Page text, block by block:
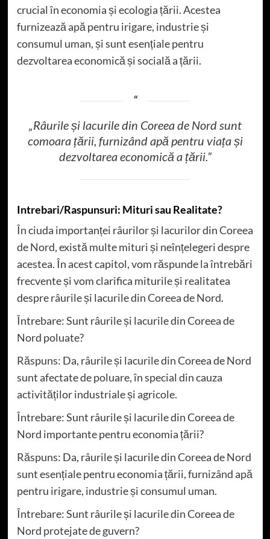
crucial în economia și ecologia țării. Acestea
furnizează apă pentru irigare, industrie și
consumul uman, și sunt esențiale pentru
dezvoltarea economică și socială a țării.
„Râurile și lacurile din Coreea de Nord sunt
comoara țării, furnizând apă pentru viața și
dezvoltarea economică a țării.”
Intrebari/Raspunsuri: Mituri sau Realitate?
În ciuda importanței râurilor și lacurilor din Coreea
de Nord, există multe mituri și neînțelegeri despre
acestea. În acest capitol, vom răspunde la întrebări
frecvente și vom clarifica miturile și realitatea
despre râurile și lacurile din Coreea de Nord.
Întrebare: Sunt râurile și lacurile din Coreea de
Nord poluate?
Răspuns: Da, râurile și lacurile din Coreea de Nord
sunt afectate de poluare, în special din cauza
activităților industriale și agricole.
Întrebare: Sunt râurile și lacurile din Coreea de
Nord importante pentru economia țării?
Răspuns: Da, râurile și lacurile din Coreea de Nord
sunt esențiale pentru economia țării, furnizând apă
pentru irigare, industrie și consumul uman.
Întrebare: Sunt râurile și lacurile din Coreea de
Nord protejate de guvern?